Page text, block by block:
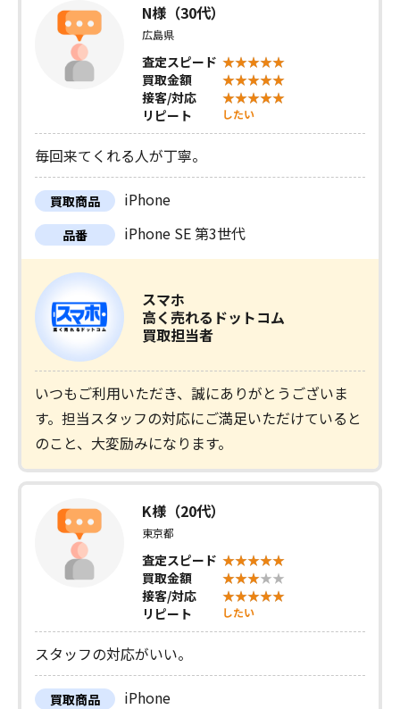
N様（30代）
広島県
査定スピード
買取金額
接客/対応
リピート
したい
毎回来てくれる人が丁寧。
買取商品 iPhone
品番 iPhone SE 第3世代
スマホ
高く売れるドットコム
買取担当者
いつもご利用いただき、誠にありがとうございま
す。担当スタッフの対応にご満足いただけていると
のこと、大変励みになります。
K様（20代）
東京都
査定スピード
買取金額
接客/対応
リピート
したい
スタッフの対応がいい。
買取商品 iPhone